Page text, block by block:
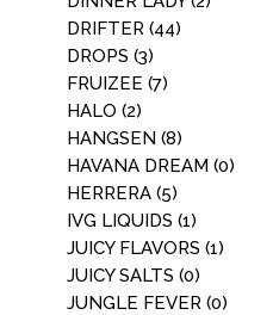
DRIFTER (44)
DROPS (3)
FRUIZEE (7)
HALO (2)
HANGSEN (8)
HAVANA DREAM (0)
HERRERA (5)
IVG LIQUIDS (1)
JUICY FLAVORS (1)
JUICY SALTS (0)
JUNGLE FEVER (0)